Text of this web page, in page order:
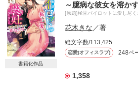
書籍化作品
～臆病な彼女を溶か
[原題]極甘パイロットに愛し尽
花木きな／著
総文字数/113,425
恋愛(オフィスラブ) 248ペ
1,358